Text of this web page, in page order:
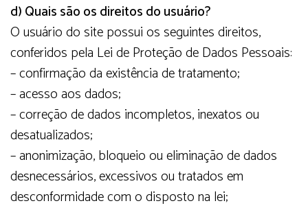
d) Quais são os direitos do usuário?
O usuário do site possui os seguintes direitos,
conferidos pela Lei de Proteção de Dados Pessoais:
– confirmação da existência de tratamento;
– acesso aos dados;
– correção de dados incompletos, inexatos ou
desatualizados;
– anonimização, bloqueio ou eliminação de dados
desnecessários, excessivos ou tratados em
desconformidade com o disposto na lei;